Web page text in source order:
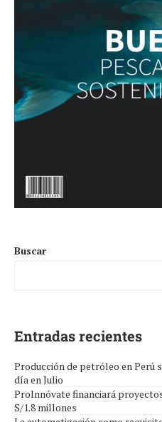
Buscar
Entradas recientes
Producción de petróleo en Perú
día en Julio
ProInnóvate financiará
S/1.8 millones